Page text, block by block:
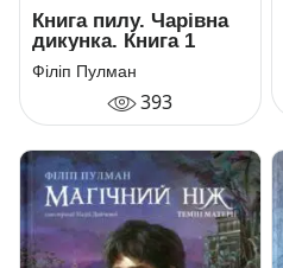
Книга пилу. Чарівна
дикунка. Книга 1
Філіп Пулман
393